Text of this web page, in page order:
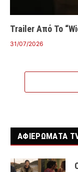
Trailer Από Το
31/07/2026
ΑΦΙΕΡΩΜΑΤΑ